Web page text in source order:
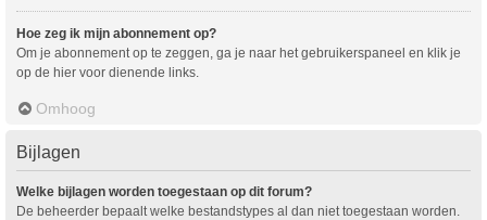
Hoe zeg ik mijn abonnement op?
Om je abonnement op te zeggen, ga je naar het gebruikerspaneel en klik je
op de hier voor dienende links.
Omhoog
Bijlagen
Welke bijlagen worden toegestaan op dit forum?
De beheerder bepaalt welke bestandstypes al dan niet toegestaan worden.